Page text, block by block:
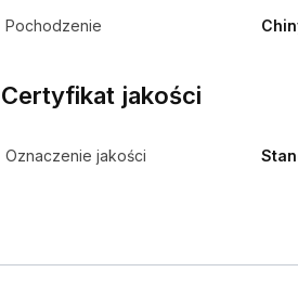
Pochodzenie
Certyfikat jakości
Oznaczenie jakości